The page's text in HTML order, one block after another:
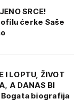
SRCE!
ćerke Saše
I LOPTU, ŽIVOT
A DANAS BI
Bogata biografija